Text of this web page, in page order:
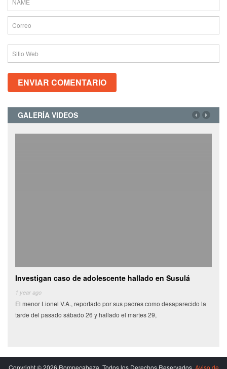
GALERÍA VIDEOS
Investigan caso de adolescente hallado en Susulá
1 year ago
El menor Lionel V.A., reportado por sus padres como desaparecido la
tarde del pasado sábado 26 y hallado el martes 29,
Copyright © 2026 Rompecabeza. Todos los Derechos Reservados. Aviso de